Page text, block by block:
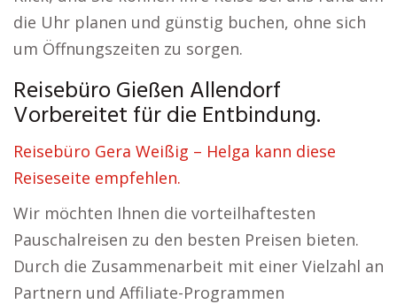
die Uhr planen und günstig buchen, ohne sich
um Öffnungszeiten zu sorgen.
Reisebüro Gießen Allendorf
Vorbereitet für die Entbindung.
Reisebüro Gera Weißig – Helga kann diese
Reiseseite empfehlen.
Wir möchten Ihnen die vorteilhaftesten
Pauschalreisen zu den besten Preisen bieten.
Durch die Zusammenarbeit mit einer Vielzahl an
Partnern und Affiliate-Programmen